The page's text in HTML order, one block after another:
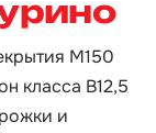
М150
класса B12,5
и